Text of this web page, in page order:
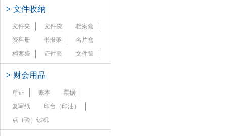
> 文件收纳
文件夹 文件袋
档案盒
资料册
书报架
名片盒
档案袋
证件套 文件筐
> 财会用品
单证 账本
票据
复写纸
印台（印油）
点（验）钞机